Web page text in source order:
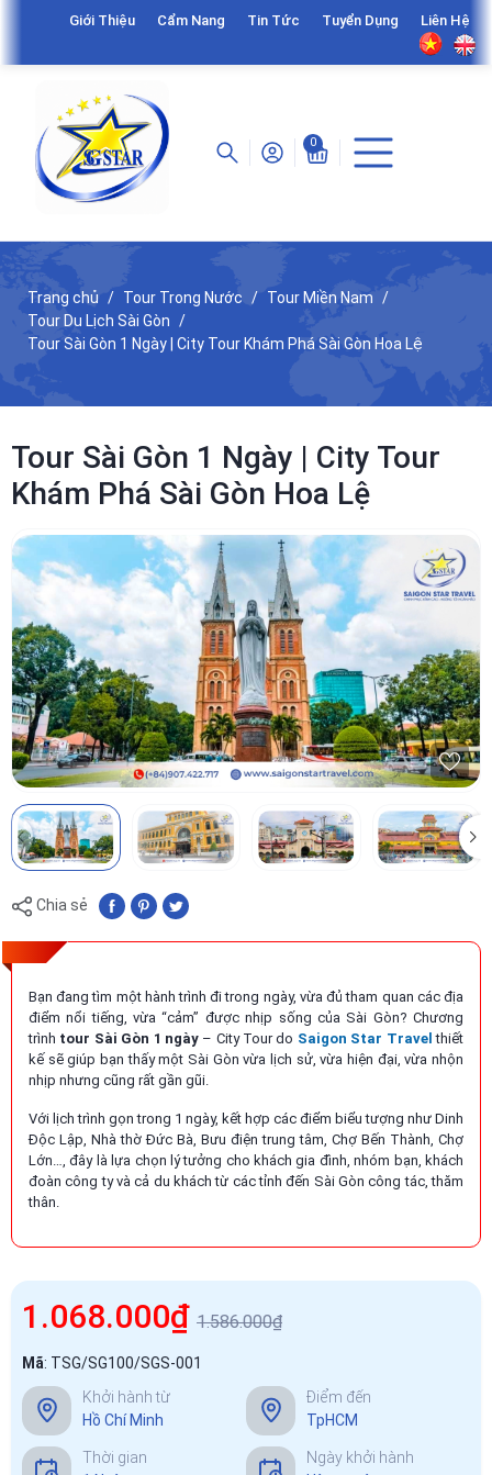
Giới Thiệu Cẩm Nang Tin Tức Tuyển Dụng Liên Hệ
0
Trang chủ Tour Trong Nước
Tour Miền Nam
Tour Du Lịch Sài Gòn
Tour Sài Gòn 1 Ngày | City Tour Khám Phá Sài Gòn Hoa Lệ
Tour Sài Gòn 1 Ngày | City Tour
Khám Phá Sài Gòn Hoa Lệ
Chia sẻ
Bạn đang tìm một hành trình đi trong ngày, vừa đủ tham quan các địa
điểm nổi tiếng, vừa “cảm” được nhịp sống của Sài Gòn? Chương
trình tour Sài Gòn 1 ngày– City Tour do Saigon Star Travel thiết
kế sẽ giúp bạn thấy một Sài Gòn vừa lịch sử, vừa hiện đại, vừa nhộn
nhịp nhưng cũng rất gần gũi.
Với lịch trình gọn trong 1 ngày, kết hợp các điểm biểu tượng như Dinh
Độc Lập, Nhà thờ Đức Bà, Bưu điện trung tâm, Chợ Bến Thành, Chợ
Lớn…, đây là lựa chọn lý tưởng cho khách gia đình, nhóm bạn, khách
đoàn công ty và cả du khách từ các tỉnh đến Sài Gòn công tác, thăm
thân.
1.068.000₫ 1.586.000₫
Mã: TSG/SG100/SGS-001
Khởi hành từ
Hồ Chí Minh
Điểm đến
TpHCM
Thời gian
Ngày khởi hành